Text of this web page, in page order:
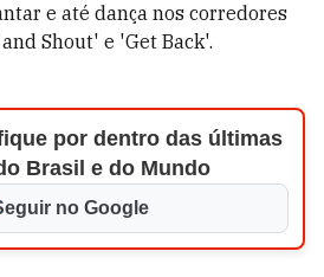
e até dança nos corredores
Shout' e 'Get Back'.
por dentro das últimas
Brasil e do Mundo
no Google